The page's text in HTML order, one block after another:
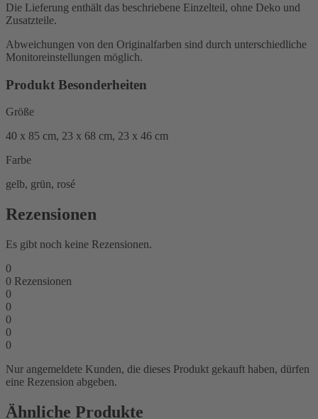
Die Lieferung enthält das beschriebene Einzelteil, ohne Deko und
Zusatzteile.
Abweichungen von den Originalfarben sind durch unterschiedliche
Monitoreinstellungen möglich.
Produkt Besonderheiten
Größe
40 x 85 cm, 23 x 68 cm, 23 x 46 cm
Farbe
gelb, grün, rosé
Rezensionen
Es gibt noch keine Rezensionen.
0
0 Rezensionen
0
0
0
0
0
Nur angemeldete Kunden, die dieses Produkt gekauft haben, dürfen
eine Rezension abgeben.
Ähnliche Produkte